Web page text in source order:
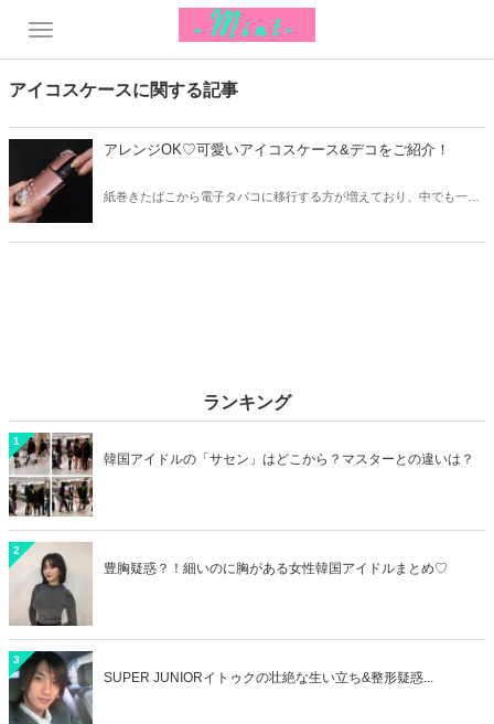
アイコスケースに関する記事
アレンジOK♡可愛いアイコスケース&デコをご紹介！
紙巻きたばこから電子タバコに移行する方が増えており、中でも一番
ランキング
1
韓国アイドルの「サセン」はどこから？マスターとの違いは？
2
豊胸疑惑？！細いのに胸がある女性韓国アイドルまとめ♡
3
SUPER JUNIORイトゥクの壮絶な生い立ち&整形疑惑...